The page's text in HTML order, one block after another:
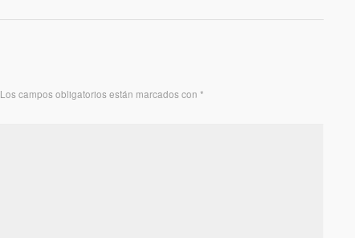
Los campos obligatorios están marcados con *